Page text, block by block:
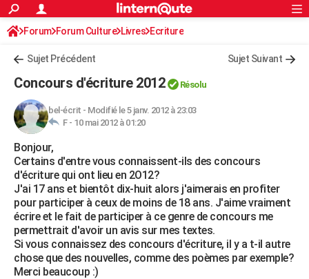
ACTUALITÉS
Politique
Société
Faits Divers
Education
Monde
Villes
+
FINANCE
Retraite
Impôts
Epargne
Immobilier
Risques naturels par ville
Banque
Assurance
Crédit
AUTO
Essais
Réserver un essai
Citadines
Berlines
SUV
Forum auto
+HIGH-TECH
Mobiles
Meilleur smartphone
Internet
Ordinateurs
Jeux vidéo
Guide high-tech
+BRICOLAGE
Forum
Aménagement intérieur
Extérieur
Cuisine
Salle de bains
Jardinage
Rangement
WEEK-END
Guides de France
Escapades
Patrimoine
Expositions
Musées
Week-end nature
+LIFESTYLE
Art de vivre
Bien-être
Loisirs
ModeModes de vie
SANTE
S'inscrire
Connexion
Forum Forum Culture Livres Ecriture
Sujet Précédent Sujet Suivant
Concours d'écriture 2012 Résolu
bel-écrit - Modifié le 5 janv. 2012 à 23:03
F - 10 mai 2012 à 01:20
Bonjour,
Certains d'entre vous connaissent-ils des concours
d'écriture qui ont lieu en 2O12?
J'ai 17 ans et bientôt dix-huit alors j'aimerais en profiter
pour participer à ceux de moins de 18 ans. J'aime vraiment
écrire et le fait de participer à ce genre de concours me
permettrait d'avoir un avis sur mes textes.
Si vous connaissez des concours d'écriture, il y a t-il autre
chose que des nouvelles, comme des poèmes par exemple?
Merci beaucoup :)